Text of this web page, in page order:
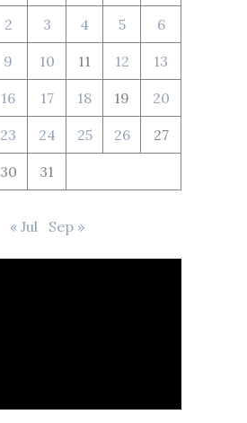
2 3 4 5 6
9 10 11 12 13
16 17 18 19 20
23 24 25 26 27
30 31
« Jul Sep »